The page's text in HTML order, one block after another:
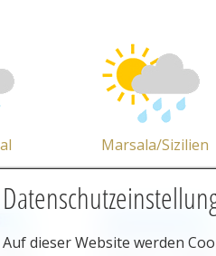
Marsala/Sizilien
Auf dieser Website werden